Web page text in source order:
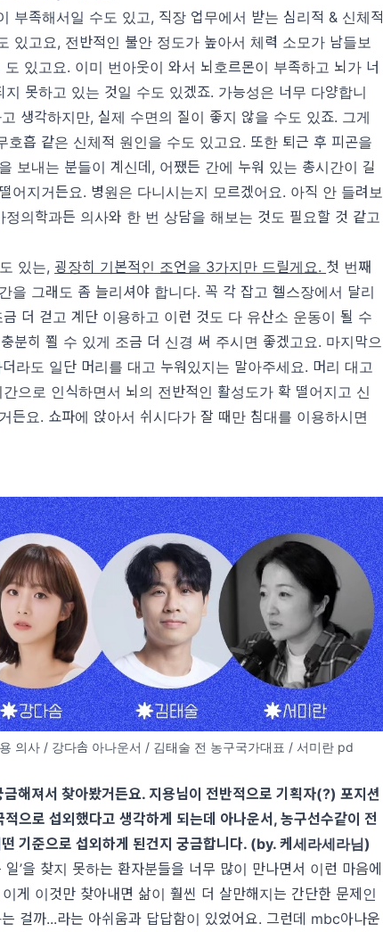
부족해서일 수도 있고, 직장 업무에서 받는 심리적 & 신체적
있고요, 전반적인 불안 정도가 높아서 체력 소모가 남들보
도 있고요. 이미 번아웃이 와서 뇌호르몬이 부족하고 뇌가 너
지 못하고 있는 것일 수도 있겠죠. 가능성은 너무 다양합니
생각하지만,실제 수면의 질이 좋지 않을 수도 있죠. 그게
호흡 같은 신체적 원인을 수도 있고요. 또한 퇴근 후 피곤을
보내는 분들이 계신데, 어쨌든 간에 누워 있는 총시간이 길
어지거든요. 병원은 다니시는지 모르겠어요. 아직 안 들려보
정의학과든 의사와 한 번 상담을 해보는 것도 필요할 것 같고
있는, 굉장히 기본적인 조언을 3가지만 드릴게요. 첫 번째
을 그래도 좀 늘리셔야 합니다. 꼭 각 잡고 헬스장에서 달리
더 걷고 계단 이용하고 이런 것도 다 유산소 운동이 될 수
분히 쬘 수 있게 조금 더 신경 써 주시면 좋겠고요. 마지막으
라도 일단 머리를 대고 누워있지는 말아주세요. 머리 대고
으로 인식하면서 뇌의 전반적인 활성도가 확 떨어지고 신
든요. 쇼파에 앉아서 쉬시다가 잘 때만 침대를 이용하시면
의사 / 강다솜 아나운서 / 김태술 전 농구국가대표 / 서미란 pd
금해져서 찾아봤거든요. 지용님이 전반적으로 기획자(?)포지션
으로 섭외했다고 생각하게 되는데 아나운서,농구선수같이 전
기준으로 섭외하게 된건지 궁금합니다. (by.케세라세라님)
일’을 찾지 못하는 환자분들을 너무 많이 만나면서 이런 마음에
이게 이것만 찾아내면 삶이 훨씬 더 살만해지는 간단한 문제인
걸까...라는 아쉬움과 답답함이 있었어요. 그런데 mbc아나운